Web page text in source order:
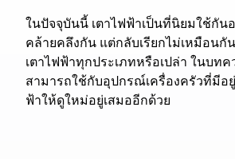
ในปัจจุบันนี้ เตาไฟฟ้าเป็นที่นิยมใช้กัน
คล้ายคลึงกัน แต่กลับเรียกไม่เหมือน
เตาไฟฟ้าทุกประเภทหรือเปล่า ในบท
สามารถใช้กับอุปกรณ์เครื่องครัวที่มีอ
ฟ้าให้ดูใหม่อยู่เสมออีกด้วย